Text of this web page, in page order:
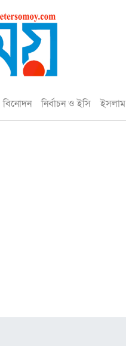
বিনোদন নির্বাচন ও ইসি ইসলাম